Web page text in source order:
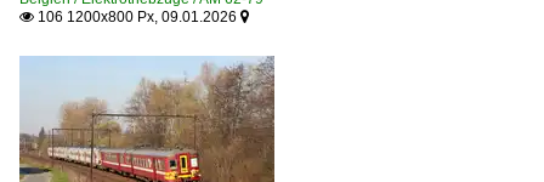
ICE 3M · BR 406
Sonstiges
Sonstiges
 106 1200x800 Px, 09.01.2026 